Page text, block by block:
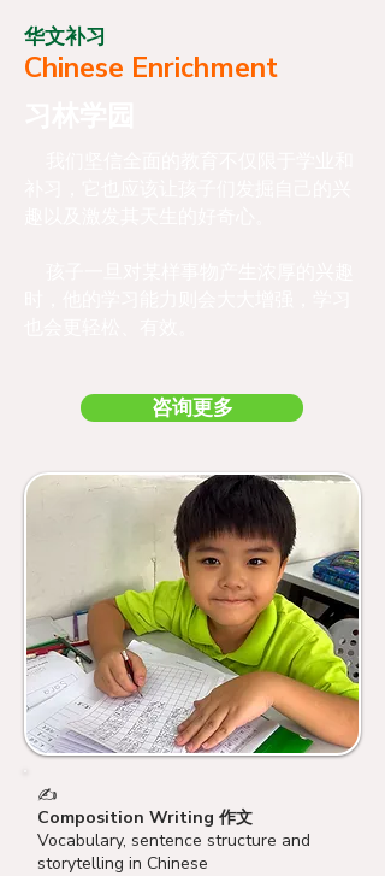
华文补习
Chinese Enrichment
咨询更多
✍️
Composition Writing 作文
Vocabulary, sentence structure and
storytelling in Chinese